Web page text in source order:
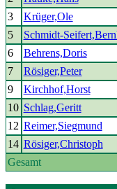
3
Krüger,Ole
5
Schmidt-
6
Behrens,Doris
7
Rösiger,Peter
9
Kirchhof,Horst
10 Schlag,Geritt
12 Reimer,Siegmund
14 Rösiger,Christoph
Gesamt